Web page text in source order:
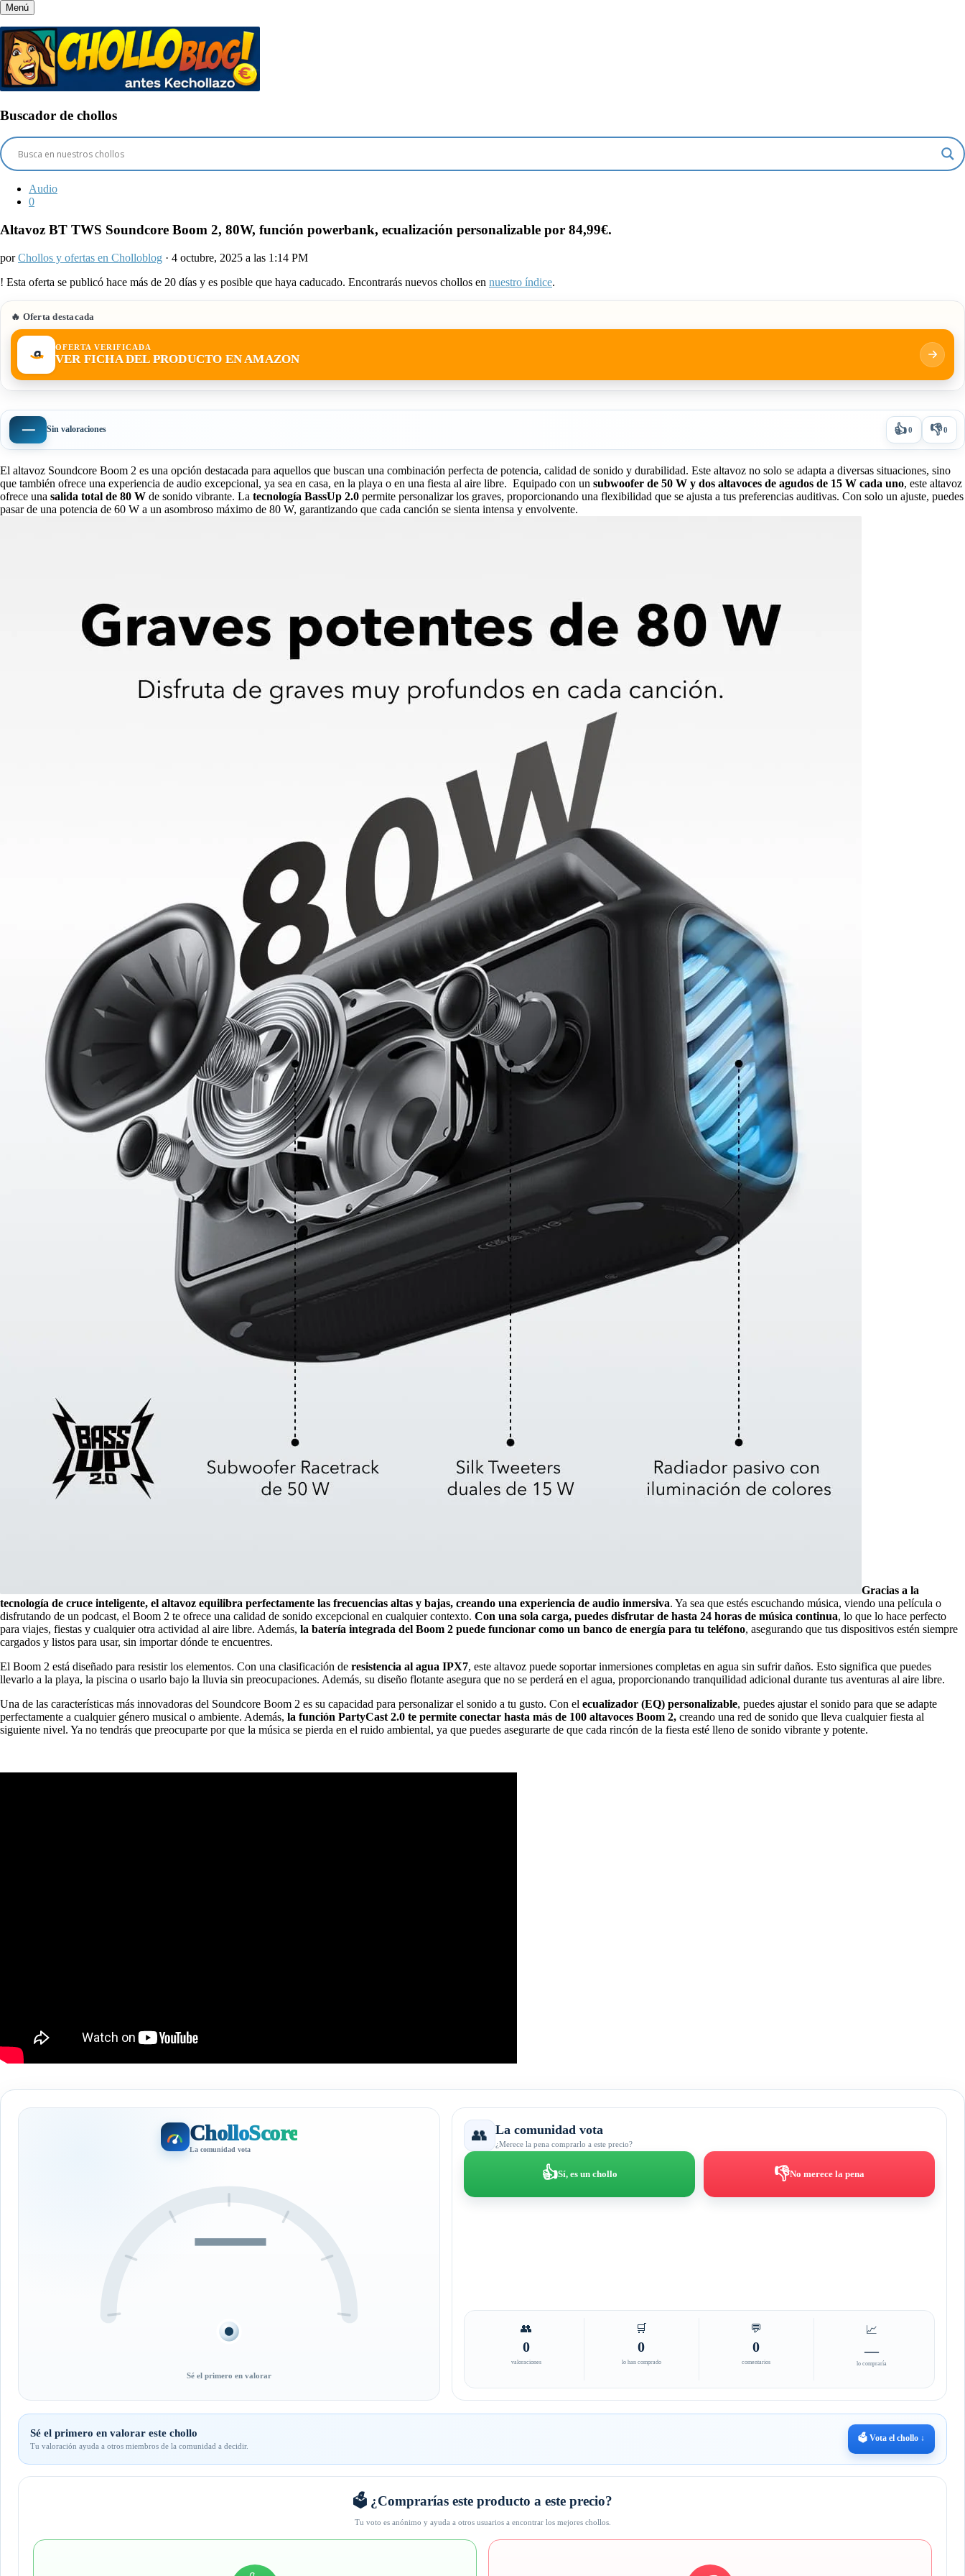
Menú
Buscador de chollos
Audio
0
Altavoz BT TWS Soundcore Boom 2, 80W, función powerbank, ecualización personalizable por 84,99€.
porChollos y ofertas en Cholloblog · 4 octubre, 2025 a las 1:14 PM
! Esta oferta se publicó hace más de 20 días y es posible que haya caducado. Encontrarás nuevos chollos en nuestro índice.
🔥 Oferta destacada
OFERTA VERIFICADA
VER FICHA DEL PRODUCTO EN AMAZON
— Sin valoraciones 👍0 👎0
El altavoz Soundcore Boom 2 es una opción destacada para aquellos que buscan una combinación perfecta de potencia, calidad de sonido y durabilidad. Este altavoz no solo se adapta a diversas situaciones, sino
que también ofrece una experiencia de audio excepcional, ya sea en casa, en la playa o en una fiesta al aire libre. Equipado con un subwoofer de 50 W y dos altavoces de agudos de 15 W cada uno, este altavoz
ofrece una salida total de 80 W de sonido vibrante. La tecnología BassUp 2.0 permite personalizar los graves, proporcionando una flexibilidad que se ajusta a tus preferencias auditivas. Con solo un ajuste, puedes
pasar de una potencia de 60 W a un asombroso máximo de 80 W, garantizando que cada canción se sienta intensa y envolvente.
Gracias a la
tecnología de cruce inteligente, el altavoz equilibra perfectamente las frecuencias altas y bajas, creando una experiencia de audio inmersiva. Ya sea que estés escuchando música, viendo una película o
disfrutando de un podcast, el Boom 2 te ofrece una calidad de sonido excepcional en cualquier contexto. Con una sola carga, puedes disfrutar de hasta 24 horas de música continua, lo que lo hace perfecto
para viajes, fiestas y cualquier otra actividad al aire libre. Además, la batería integrada del Boom 2 puede funcionar como un banco de energía para tu teléfono, asegurando que tus dispositivos estén siempre
cargados y listos para usar, sin importar dónde te encuentres.
El Boom 2 está diseñado para resistir los elementos. Con una clasificación de resistencia al agua IPX7, este altavoz puede soportar inmersiones completas en agua sin sufrir daños. Esto significa que puedes
llevarlo a la playa, la piscina o usarlo bajo la lluvia sin preocupaciones. Además, su diseño flotante asegura que no se perderá en el agua, proporcionando tranquilidad adicional durante tus aventuras al aire libre.
Una de las características más innovadoras del Soundcore Boom 2 es su capacidad para personalizar el sonido a tu gusto. Con el ecualizador (EQ) personalizable, puedes ajustar el sonido para que se adapte
perfectamente a cualquier género musical o ambiente. Además, la función PartyCast 2.0 te permite conectar hasta más de 100 altavoces Boom 2, creando una red de sonido que lleva cualquier fiesta al
siguiente nivel. Ya no tendrás que preocuparte por que la música se pierda en el ruido ambiental, ya que puedes asegurarte de que cada rincón de la fiesta esté lleno de sonido vibrante y potente.
CholloScore
La comunidad vota
—
Sé el primero en valorar
👥 La comunidad vota
¿Merece la pena comprarlo a este precio?
👍Sí, es un chollo 👎No merece la pena
👥
0
valoraciones
🛒
0
lo han comprado
💬
0
comentarios
📈
—
lo compraría
Sé el primero en valorar este chollo
Tu valoración ayuda a otros miembros de la comunidad a decidir.
🗳️ Vota el chollo ↓
🗳️ ¿Comprarías este producto a este precio?
Tu voto es anónimo y ayuda a otros usuarios a encontrar los mejores chollos.